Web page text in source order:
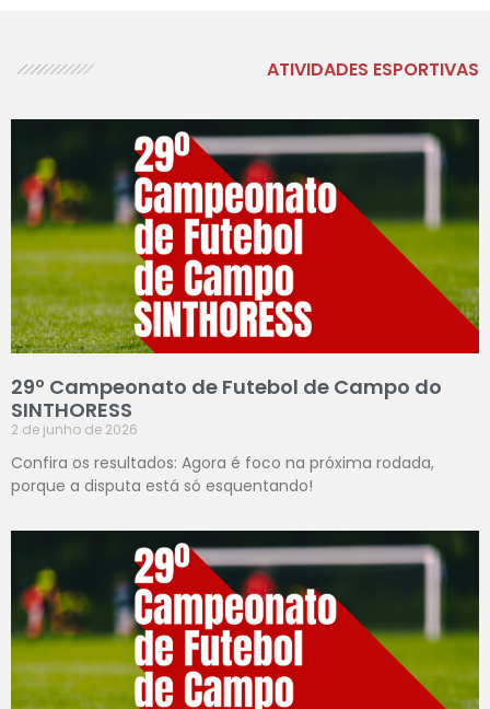
ATIVIDADES ESPORTIVAS
29º Campeonato de Futebol de Campo do
SINTHORESS
2 de junho de 2026
Confira os resultados: Agora é foco na próxima rodada,
porque a disputa está só esquentando!